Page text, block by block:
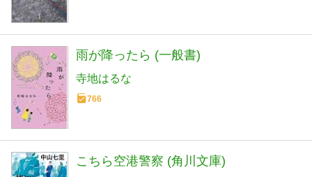
雨が降ったら (一般書)
寺地はるな
766
こちら空港警察 (角川文庫)